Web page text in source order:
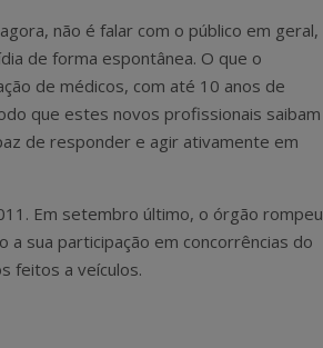
não é falar com o público em geral,
de forma espontânea. O que o
de médicos, com até 10 anos de
que estes novos profissionais saibam
de responder e agir ativamente em
Em setembro último, o órgão rompeu
a sua participação em concorrências do
feitos a veículos.